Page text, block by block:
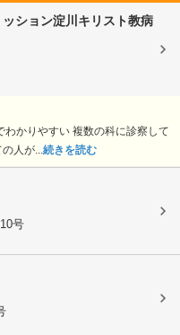
ション淀川キリスト教病
かりやすい 複数の科に診察して
人が... 続きを読む
号